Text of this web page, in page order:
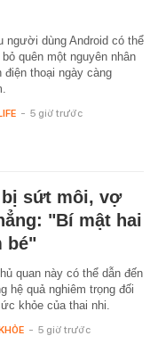
người dùng Android có thể
bỏ quên một nguyên nhân
điện thoại ngày càng
- 5 giờ trước
bị sứt môi, vợ
"Bí mật hai
bé"
quan này có thể dẫn đến
hệ quả nghiêm trọng đối
khỏe của thai nhi.
- 5 giờ trước